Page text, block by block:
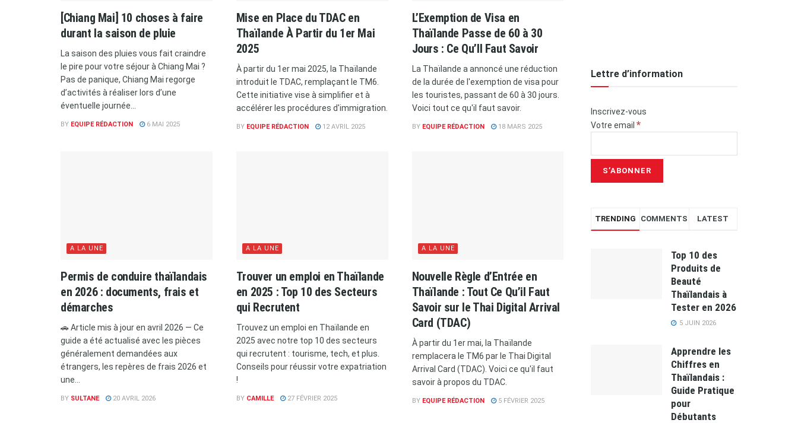
[Chiang Mai] 10 choses à faire
durant la saison de pluie
La saison des pluies vous fait craindre
le pire pour votre séjour à Chiang Mai ?
Pas de panique, Chiang Mai regorge
d’activités à réaliser lors d’une
éventuelle journée...
BY EQUIPE RÉDACTION 6 MAI 2025
Mise en Place du TDAC en
Thaïlande À Partir du 1er Mai
2025
À partir du 1er mai 2025, la Thaïlande
introduit le TDAC, remplaçant le TM6.
Cette initiative vise à simplifier et à
accélérer les procédures d'immigration.
BY EQUIPE RÉDACTION 12 AVRIL 2025
L’Exemption de Visa en
Thaïlande Passe de 60 à 30
Jours : Ce Qu’Il Faut Savoir
La Thaïlande a annoncé une réduction
de la durée de l'exemption de visa pour
les touristes, passant de 60 à 30 jours.
Voici tout ce qu'il faut savoir.
BY EQUIPE RÉDACTION 18 MARS 2025
A LA UNE
Permis de conduire thaïlandais
en 2026 : documents, frais et
démarches
🚗 Article mis à jour en avril 2026 — Ce
guide a été actualisé avec les pièces
généralement demandées aux
étrangers, les repères de frais 2026 et
une...
BY SULTANE 20 AVRIL 2026
A LA UNE
Trouver un emploi en Thaïlande
en 2025 : Top 10 des Secteurs
qui Recrutent
Trouvez un emploi en Thaïlande en
2025 avec notre top 10 des secteurs
qui recrutent : tourisme, tech, et plus.
Conseils pour réussir votre expatriation
!
BY CAMILLE 27 FÉVRIER 2025
A LA UNE
Nouvelle Règle d’Entrée en
Thaïlande : Tout Ce Qu’il Faut
Savoir sur le Thai Digital Arrival
Card (TDAC)
À partir du 1er mai, la Thaïlande
remplacera le TM6 par le Thai Digital
Arrival Card (TDAC). Voici ce qu'il faut
savoir à propos du TDAC.
BY EQUIPE RÉDACTION 5 FÉVRIER 2025
Lettre d’information
Inscrivez-vous
Votre email *
TRENDING COMMENTS LATEST
Top 10 des
Produits de
Beauté
Thaïlandais à
Tester en 2026
5 JUIN 2026
Apprendre les
Chiffres en
Thaïlandais :
Guide Pratique
pour
Débutants